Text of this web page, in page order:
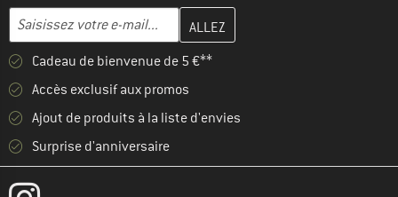
Adresse e-mail
Entrez votre adresse e-mail ici et créez votre compte client à la
Cadeau de bienvenue de 5 €**
Accès exclusif aux promos
Ajout de produits à la liste d'envies
Surprise d'anniversaire